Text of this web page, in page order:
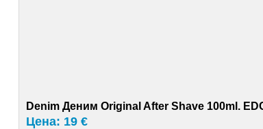
Denim Деним Original After Shave 100ml.
Цена: 19 €